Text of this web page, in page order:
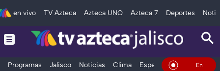
en vivo TV Azteca Azteca UNO Azteca 7 Deportes
Programas Jalisco Noticias Clima Espectáculos Deportes
En Vivo